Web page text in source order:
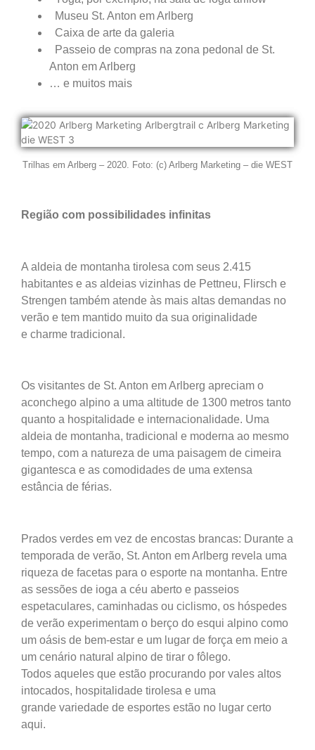
Museu St. Anton em Arlberg
Caixa de arte da galeria
Passeio de compras na zona pedonal de St.
Anton em Arlberg
… e muitos mais
Trilhas em Arlberg – 2020. Foto: (c) Arlberg Marketing – die WEST
Região com possibilidades infinitas
A aldeia de montanha tirolesa com seus 2.415
habitantes e as aldeias vizinhas de Pettneu, Flirsch e
Strengen também atende às mais altas demandas no
verão e tem mantido muito da sua originalidade
e charme tradicional.
Os visitantes de St. Anton em Arlberg apreciam o
aconchego alpino a uma altitude de 1300 metros tanto
quanto a hospitalidade e internacionalidade. Uma
aldeia de montanha, tradicional e moderna ao mesmo
tempo, com a natureza de uma paisagem de cimeira
gigantesca e as comodidades de uma extensa
estância de férias.
Prados verdes em vez de encostas brancas: Durante a
temporada de verão, St. Anton em Arlberg revela uma
riqueza de facetas para o esporte na montanha. Entre
as sessões de ioga a céu aberto e passeios
espetaculares, caminhadas ou ciclismo, os hóspedes
de verão experimentam o berço do esqui alpino como
um oásis de bem-estar e um lugar de força em meio a
um cenário natural alpino de tirar o fôlego.
Todos aqueles que estão procurando por vales altos
intocados, hospitalidade tirolesa e uma
grande variedade de esportes estão no lugar certo
aqui.